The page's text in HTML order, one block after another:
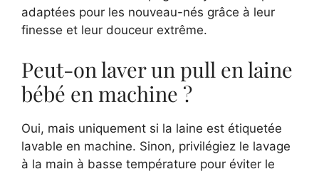
adaptées pour les nouveau-nés grâce à leur
finesse et leur douceur extrême.
Peut-on laver un pull en laine
bébé en machine ?
Oui, mais uniquement si la laine est étiquetée
lavable en machine. Sinon, privilégiez le lavage
à la main à basse température pour éviter le